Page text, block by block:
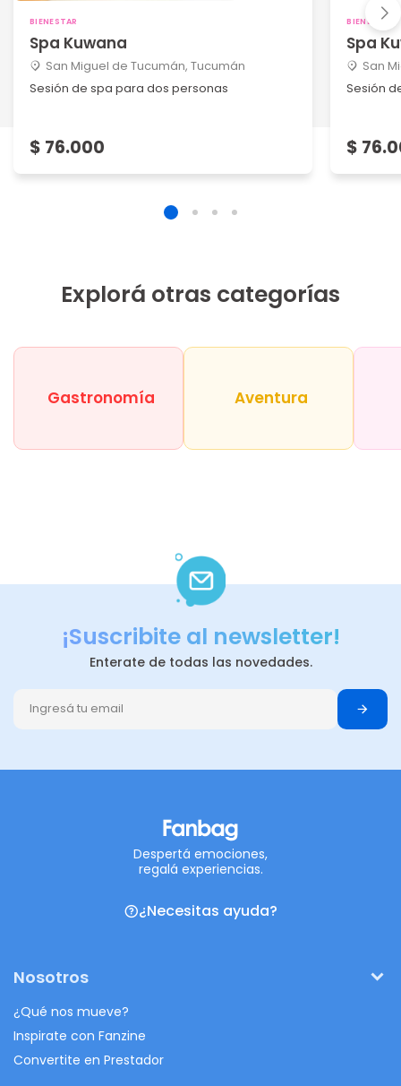
BIENESTAR
Spa Kuwana
San Miguel de Tucumán, Tucumán
Sesión de spa para dos personas
$ 76.000
BIENESTAR
Spa
San
Sesión
$
Explorá otras categorías
Gastronomía Aventura
¡Suscribite al newsletter!
Enterate de todas las novedades.
Despertá emociones,
regalá experiencias.
¿Necesitas ayuda?
Nosotros
¿Qué nos mueve?
Inspirate con Fanzine
Convertite en Prestador